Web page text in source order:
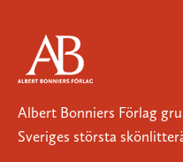
Albert Bonniers Förlag
Sveriges största